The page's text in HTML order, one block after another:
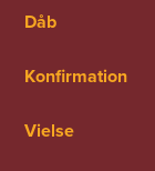
Dåb
Konfirmation
Vielse